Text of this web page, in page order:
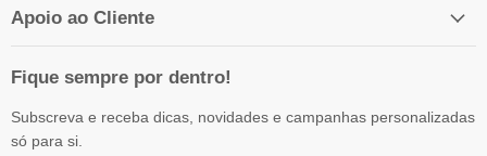
Apoio ao Cliente
Fique sempre por dentro!
Subscreva e receba dicas, novidades e campanhas personalizadas
só para si.